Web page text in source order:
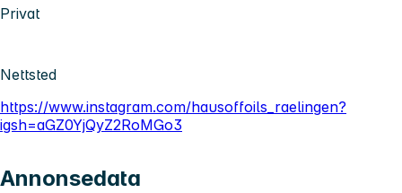
Privat
Nettsted
https://www.instagram.com/hausoffoils_raelingen?
igsh=aGZ0YjQyZ2RoMGo3
Annonsedata